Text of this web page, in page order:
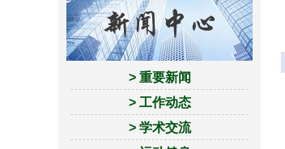
> 重要新闻
> 工作动态
> 学术交流